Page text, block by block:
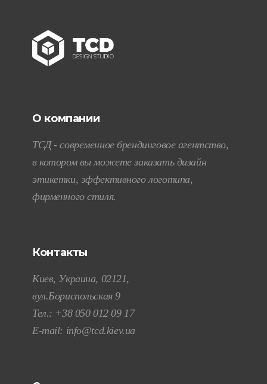
О компании
ТСД - современное брендинговое агентство,
в котором вы можете заказать дизайн
этикетки, эффективного логотипа,
фирменного стиля.
Контакты
Киев, Украина, 02121,
вул.Бориспольская 9
Тел.: +38 050 012 09 17
E-mail: info@tcd.kiev.ua